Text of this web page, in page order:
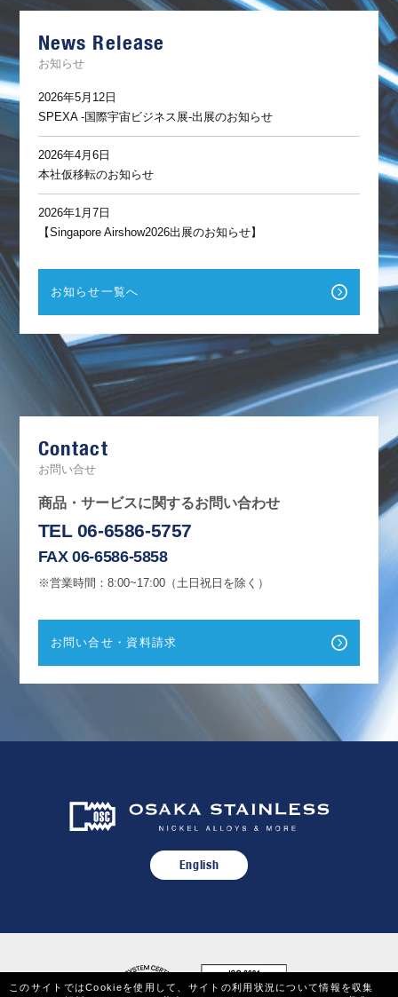
ポ
News Release
お知らせ
2026年5月12日
SPEXA -国際宇宙ビジネス展-出展のお知らせ
2026年4月6日
本社仮移転のお知らせ
2026年1月7日
【Singapore Airshow2026出展のお知らせ】
お知らせ一覧へ
e
o
o
k
Contact
お問い合せ
商品・サービスに関するお問い合わせ
TEL 06-6586-5757
FAX 06-6586-5858
※営業時間：8:00~17:00（土日祝日を除く）
お問い合せ・資料請求
English
このサイトではCookieを使用して、サイトの利用状況について情報を収集